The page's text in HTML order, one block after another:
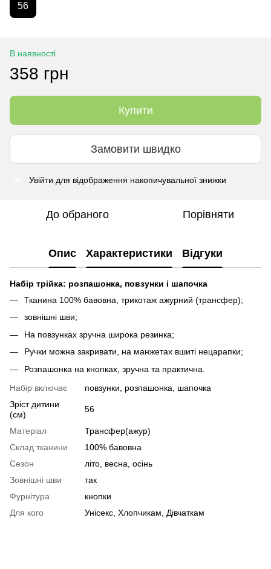
56
В наявності
358 грн
Купити
Замовити швидко
Увійти для відображення накопичувальної знижки
До обраного Порівняти
Опис Характеристики Відгуки
Набір трійка: розпашонка, повзунки і шапочка
Тканина 100% бавовна, трикотаж ажурний (трансфер);
зовнішні шви;
На повзунках зручна широка резинка;
Ручки можна закривати, на манжетах вшиті нецарапки;
Розпашонка на кнопках, зручна та практична.
Набір включає
повзунки, розпашонка, шапочка
Зріст дитини
(см)
56
Матеріал
Трансфер(ажур)
Склад тканини
100% бавовна
Сезон
літо, весна, осінь
Зовнішні шви
так
Фурнітура
кнопки
Для кого
Унісекс, Хлопчикам, Дівчаткам